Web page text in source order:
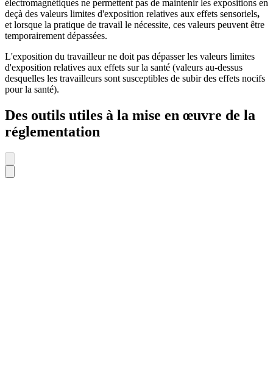
électromagnétiques ne permettent pas de maintenir les expositions en
deçà des valeurs limites d'exposition relatives aux effets sensoriels,
et lorsque la pratique de travail le nécessite, ces valeurs peuvent être
temporairement dépassées.
L'exposition du travailleur ne doit pas dépasser les valeurs limites
d'exposition relatives aux effets sur la santé (valeurs au-dessus
desquelles les travailleurs sont susceptibles de subir des effets nocifs
pour la santé).
Des outils utiles à la mise en œuvre de la
réglementation